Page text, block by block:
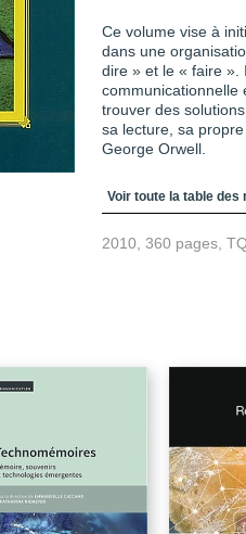
Ce volume vise à
dans une
dire » et le « faire ».
communicationnelle
trouver des
sa lecture, sa
George Orwell.
Table des
Voir toute la table des
2010, 360 pages,